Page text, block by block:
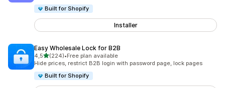
Built for Shopify
Installer
Easy Wholesale Lock for B2B
4,5av 5 stjerner
(224)
Totalt 224 omtaler
•Free plan available
Hide prices, restrict B2B login with password page, lock pages
Built for Shopify